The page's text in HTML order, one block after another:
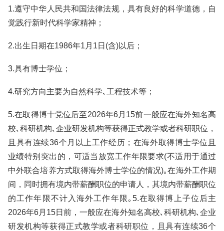
1.遵守中华人民共和国法律法规，具有良好的科学道德，自
觉践行新时代科学家精神；
2.出生日期在1986年1月1日(含)以后；
3.具有博士学位；
4.研究方向主要为自然科学､工程技术等；
5.在取得博十党位后至2026年6月15前一般应在海外知名高
校､科研机构､企业研发机构等获得正式教学或者科研职位，
且具有连续36个月以上工作经历；在海外取得博士学位且
业绩特别突出的，可适当放宽工作年限要求(不适用于通过
中外联合培养方式取得海外博士学位的情况)｡在海外工作期
间，同时拥有境内带薪酬职位的申请人，其境内带薪酬职位
的工作年限不计入海外工作年限｡5.在取得博上子位后主
2026年6月15日前，一般应在海外知名高校､科研机构､企业
研发机构等获得正式教学或者科研职位，且具有连续36个